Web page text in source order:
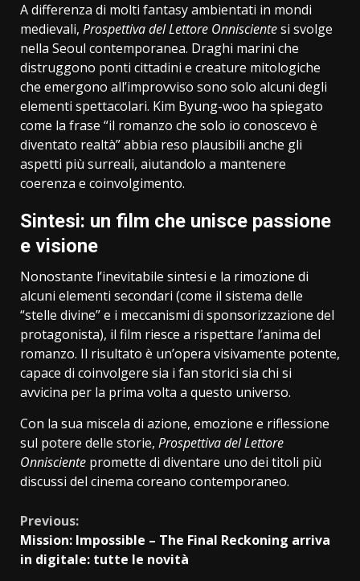
A differenza di molti fantasy ambientati in mondi
medievali, Prospettiva del Lettore Onniscientesi svolge
nella Seoul contemporanea. Draghi marini che
distruggono ponti cittadini e creature mitologiche
che emergono all’improvviso sono solo alcuni degli
elementi spettacolari. Kim Byung-woo ha spiegato
come la frase “il romanzo che solo io conoscevo è
diventato realtà” abbia reso plausibili anche gli
aspetti più surreali, aiutandolo a mantenere
coerenza e coinvolgimento.
Sintesi: un film che unisce passione
e visione
Nonostante l’inevitabile sintesi e la rimozione di
alcuni elementi secondari (come il sistema delle
“stelle divine” e i meccanismi di sponsorizzazione del
protagonista), il film riesce a rispettare l’anima del
romanzo. Il risultato è un’opera visivamente potente,
capace di coinvolgere sia i fan storici sia chi si
avvicina per la prima volta a questo universo.
Con la sua miscela di azione, emozione e riflessione
sul potere delle storie, Prospettiva del Lettore
Onnisciente promette di diventare uno dei titoli più
discussi del cinema coreano contemporaneo.
Continue
Reading
Previous:
Mission: Impossible – The Final Reckoning arriva
in digitale: tutte le novità